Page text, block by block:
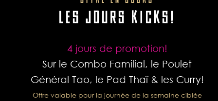
LES JOURS KICKS!
4 jours de promotion!
Sur le Combo Familial, le Poulet
Général Tao, le Pad Thaï & les Curry!
Offre valable pour la journée de la semaine ciblée